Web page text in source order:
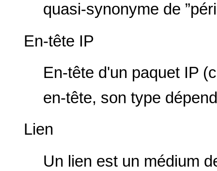
quasi-synonyme de
En-tête IP
En-tête d'un paquet IP
en-tête, son type
Lien
Un lien est un médium